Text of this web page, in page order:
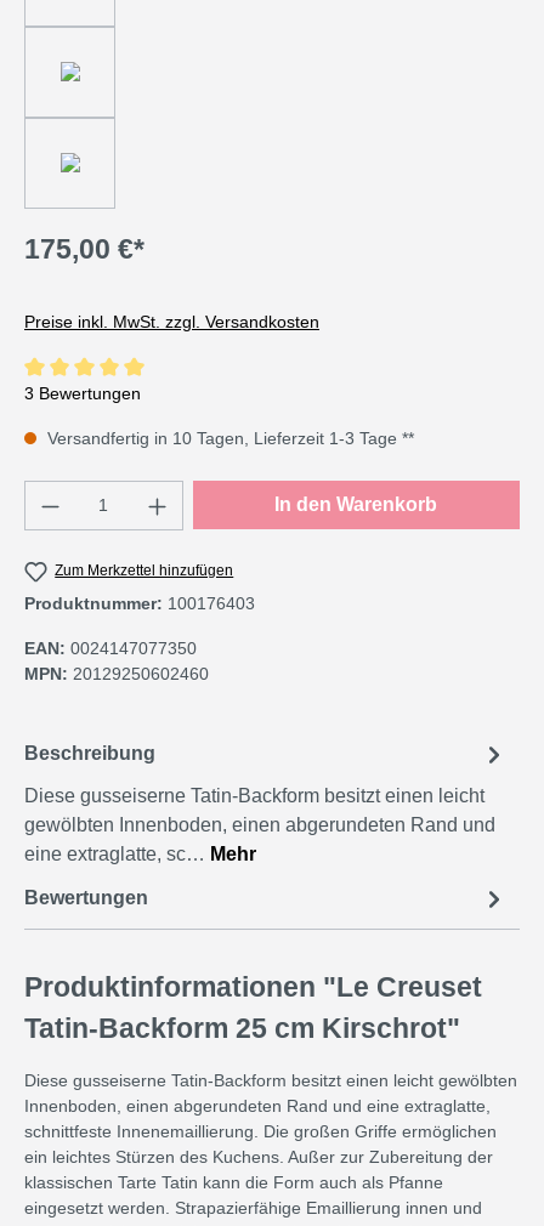
175,00 €*
Preise inkl. MwSt. zzgl. Versandkosten
Durchschnittliche Bewertung von 5 von 5 Sternen
3 Bewertungen
Versandfertig in 10 Tagen, Lieferzeit 1-3 Tage **
Produkt Anzahl: Gib den gewünschten
In den Warenkorb
Zum Merkzettel hinzufügen
Produktnummer: 100176403
EAN: 0024147077350
MPN: 20129250602460
Beschreibung
Diese gusseiserne Tatin-Backform besitzt einen leicht
gewölbten Innenboden, einen abgerundeten Rand und
eine extraglatte, sc… Mehr
Bewertungen
Produktinformationen "Le Creuset
Tatin-Backform 25 cm Kirschrot"
Diese gusseiserne Tatin-Backform besitzt einen leicht gewölbten
Innenboden, einen abgerundeten Rand und eine extraglatte,
schnittfeste Innenemaillierung. Die großen Griffe ermöglichen
ein leichtes Stürzen des Kuchens. Außer zur Zubereitung der
klassischen Tarte Tatin kann die Form auch als Pfanne
eingesetzt werden. Strapazierfähige Emaillierung innen und